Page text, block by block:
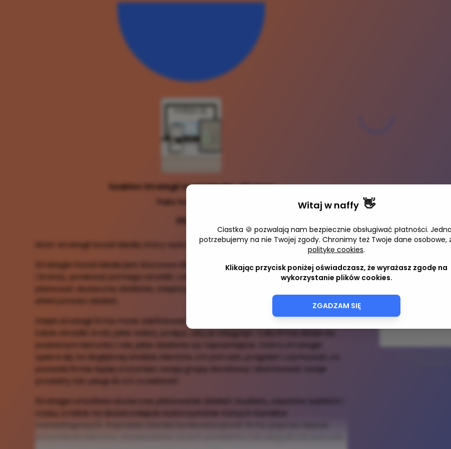
Szablon Strategii Social Media- 20 stron
PaKo Social Media
29,99 zł
Wzór strategii Social Media, który wykorzystuję u moich klientów.
Strategia Social Media jest kluczowa dla każdej firmy, niezależnie od jej wielkości
i branży, ponieważ pomaga określić cele i kierunek działań, zrozumieć klientów,
planować skuteczne działania, zwiększyć konkurencyjność oraz pomiar
efektywności działań.
Dzięki strategii firma może zdefiniować cele, jakie chce osiągnąć na rynku, a
także określić kroki, jakie należy podjąć, aby je osiągnąć. Cała firma działa na
podobnym kierunku i wie, jakie działania są najważniejsze. Dobra strategia
opiera się na dogłębnej analizie klientów, ich potrzeb, pragnień i zachowań, co
pozwala firmie lepiej zrozumieć swoją grupę docelową i dostosować swoje
produkty lub usługi do ich oczekiwań.
Strategia umożliwia skuteczne planowanie działań i budżetu, zasobów ludzkich i
czasu, a także na skuteczniejsze wykorzystanie różnych kanałów
Zostaw adres
Adres e-mail
Witaj w naffy👋
Ciastka 🍪 pozwalają nam bezpiecznie obsługiwać płatności.
potrzebujemy na nie Twojej zgody. Chronimy też Twoje dane osobowe,
politykę cookies.
Klikając przycisk poniżej oświadczasz, że wyrażasz zgodę na
wykorzystanie plików cookies.
ZGADZAM SIĘ